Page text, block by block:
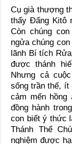
Cụ già thượng
thấy Đấng Kitô
Còn chúng
ngửa chúng
lãnh Bí tích
được thánh
Nhưng cả
sống trần thế, ít
cảm mến
đồng hành
con biết ý thức
Thánh Thể
nghiệm được